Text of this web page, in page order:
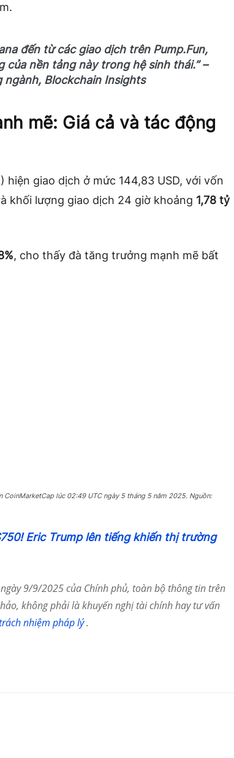
đến từ các giao dịch trên Pump.Fun,
nền tảng này trong hệ sinh thái.” –
ngành, Blockchain Insights
mẽ: Giá cả và tác động
hiện giao dịch ở mức 144,83 USD, với vốn
khối lượng giao dịch 24 giờ khoảng 1,78 tỷ
, cho thấy đà tăng trưởng mạnh mẽ bất
CoinMarketCap lúc 02:49 UTC ngày 5 tháng 5 năm 2025. Nguồn:
Eric Trump lên tiếng khiến thị trường
9/9/2025 của Chính phủ, toàn bộ thông tin trên
không phải là khuyến nghị tài chính hay tư vấn
nhiệm pháp lý.